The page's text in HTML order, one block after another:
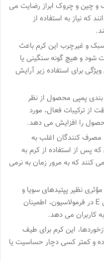
و چین و چروک ابراز رضایت می
که نیاز به استفاده از
و غیرچرب این کرم باعث
و هیچ گونه سنگینی یا
برای استفاده زیر آرایش
پمپی محصول از نظر
از ترکیبات فعال، مورد
را افزایش می دهد.
مصرف کنندگان اغلب به
پس از استفاده از کرم به
که به مرور زمان به نرمی
نظیر پپتیدهای سویا و
برنج، هیالورونیک اسید، و ویتامین E در فرمولاسیون، اطمینان
کاربران می دهد.
این کرم برای طیف
و کمتر کسی دچار حساسیت یا